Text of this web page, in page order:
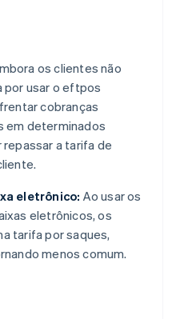
os clientes não
por usar o eftpos
cobranças
em determinados
a tarifa de
eletrônico: Ao usar os
eletrônicos, os
tarifa por saques,
menos comum.